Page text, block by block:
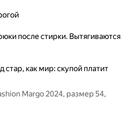
после стирки. Вытягиваются
стар, как мир: скупой платит
Margo 2024, размер 54,